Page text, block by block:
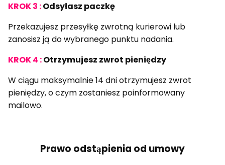
KROK 3 :Odsyłasz paczkę
Przekazujesz przesyłkę zwrotną kurierowi lub
zanosisz ją do wybranego punktu nadania.
KROK 4 :Otrzymujesz zwrot pieniędzy
W ciągu maksymalnie 14 dni otrzymujesz zwrot
pieniędzy, o czym zostaniesz poinformowany
mailowo.
Prawo odstąpienia od umowy